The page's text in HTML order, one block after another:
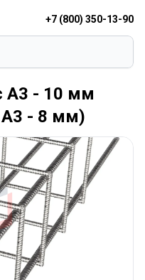
+7 (800) 350-13-90
А3 - 10 мм
- 8 мм)